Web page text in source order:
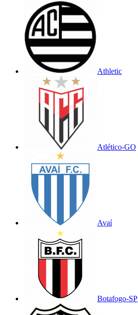
Athletic
Atlético-GO
Avaí
Botafogo-SP